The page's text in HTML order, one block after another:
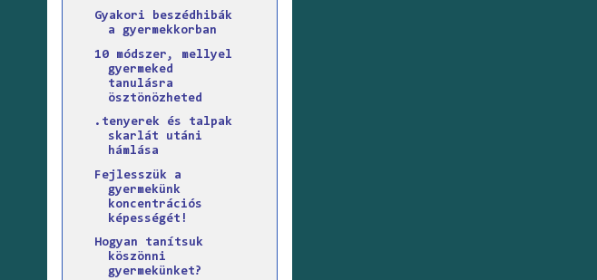
Gyakori beszédhibák
a gyermekkorban
10 módszer, mellyel
gyermeked
tanulásra
ösztönözheted
.tenyerek és talpak
skarlát utáni
hámlása
Fejlesszük a
gyermekünk
koncentrációs
képességét!
Hogyan tanítsuk
köszönni
gyermekünket?